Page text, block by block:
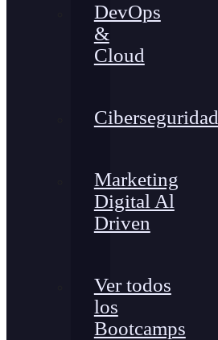
DevOps
&
Cloud
Ciberseguridad
Marketing
Digital Al
Driven
Ver todos
los
Bootcamps